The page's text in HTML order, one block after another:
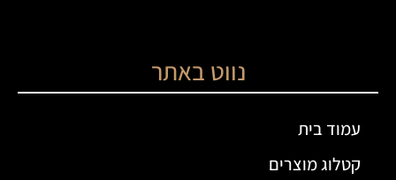
נווט באתר
עמוד בית
קטלוג מוצרים